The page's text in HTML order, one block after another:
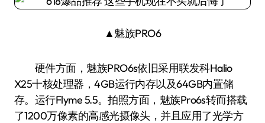
▲魅族PRO6
硬件方面，魅族PRO6s依旧采用联发科Halio
X25十核处理器，4GB运行内存以及64GB内置储
存。运行Flyme 5.5。拍照方面，魅族Pro6s转而搭载
了1200万像素的高感光摄像头，并且应用了光学方